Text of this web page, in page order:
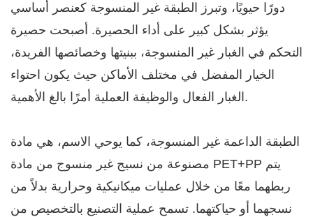
دورًا حيويًا، وتبرز الطبقة غير المنسوجة كعنصر أساسي
يؤثر بشكل كبير على أداء الحصيرة. أصبحت حصيرة
التحكم في الغبار غير المنسوجة، ببنيتها وخصائصها الفريدة،
الخيار المفضل في مختلف الأماكن حيث يكون احتواء
الغبار الفعال والوظيفة العملية أمرًا بالغ الأهمية. ​
الطبقة الداعمة غير المنسوجة، كما يوحي الاسم، هي مادة
مصنوعة من نسيج غير منسوج من مادة PET+PP يتم
ربطهما معًا من خلال عمليات ميكانيكية وحرارية بدلاً من
نسجهما أو حياكتهما. تسمح عملية التصنيع بالتخصيص من